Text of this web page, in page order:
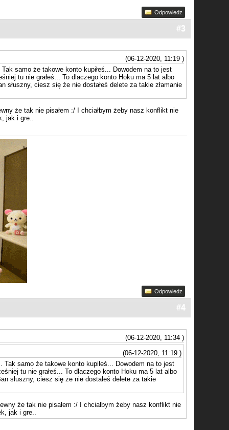
Odpowiedz
#3
(06-12-2020, 11:19 )
samo że takowe konto kupiłeś... Dowodem na to jest
tu nie grałeś... To dlaczego konto Hoku ma 5 lat albo
ciesz się że nie dostałeś delete za takie złamanie
że tak nie pisałem :/ I chciałbym żeby nasz konflikt nie
jak i gre..
Odpowiedz
#4
(06-12-2020, 11:34 )
(06-12-2020, 11:19 )
samo że takowe konto kupiłeś... Dowodem na to jest
tu nie grałeś... To dlaczego konto Hoku ma 5 lat albo
słuszny, ciesz się że nie dostałeś delete za takie
że tak nie pisałem :/ I chciałbym żeby nasz konflikt nie
jak i gre..